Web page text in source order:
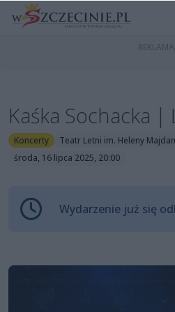
Kaśka Sochacka |
Koncerty
Teatr Letni im. Heleny
środa, 16 lipca 2025, 20:00
Wydarzenie już się